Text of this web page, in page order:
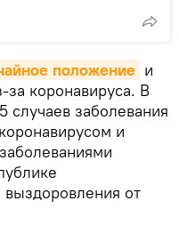
положение и
за коронавируса. В
случаев заболевания
и
от